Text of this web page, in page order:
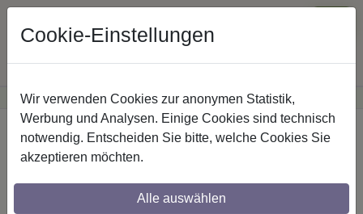
Günstige Versandkosteninnerhalb Österreichs· Sichere Zahlung
Startseite Innenlaufstangen Aluminium / Metall
Gardinenstangen mit Innenlauf aus
Cookie-Einstellungen
Wir verwenden Cookies zur anonymen Statistik,
Werbung und Analysen. Einige Cookies sind technisch
notwendig. Entscheiden Sie bitte, welche Cookies Sie
akzeptieren möchten.
Alle auswählen